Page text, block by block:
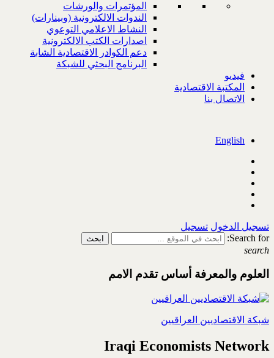
المؤتمرات والورشات
الندوات الالكترونية (وبينارات)
النشاط الاعلامي التوعوي
اصدارات الكتب الالكترونية
دعم الكوادر الاقتصادية الشابة
البرنامج البحثي للشبكة
فيديو
المكتبة الاقتصادية
الاتصال بنا
English
تسجيل الدخول تسجيل
Search for:
search
العلوم والمعرفة أساس تقدم الامم
شبكة الاقتصاديين العراقيين
Iraqi Economists Network